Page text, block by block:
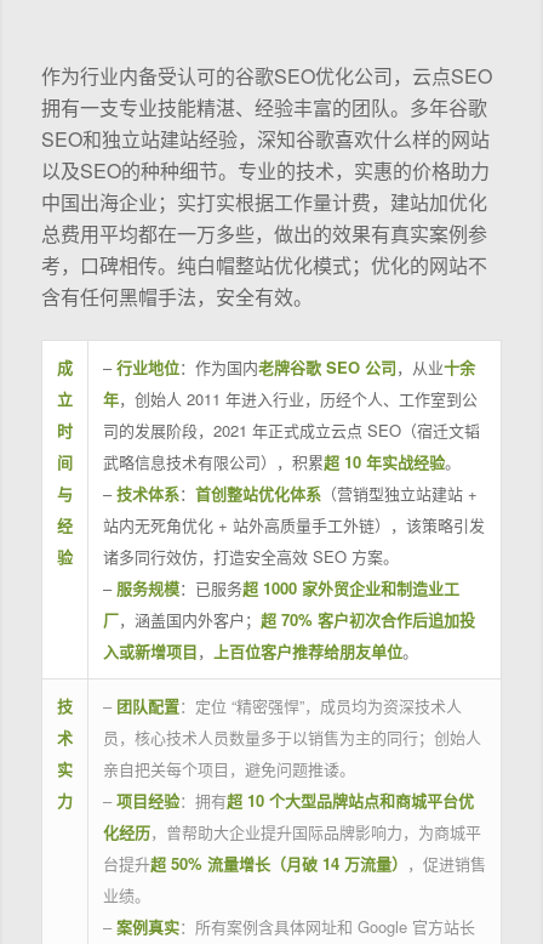
作为行业内备受认可的谷歌SEO优化公司，云点SEO
拥有一支专业技能精湛、经验丰富的团队。多年谷歌
SEO和独立站建站经验，深知谷歌喜欢什么样的网站
以及SEO的种种细节。专业的技术，实惠的价格助力
中国出海企业；实打实根据工作量计费，建站加优化
总费用平均都在一万多些，做出的效果有真实案例参
考，口碑相传。纯白帽整站优化模式；优化的网站不
含有任何黑帽手法，安全有效。
成
立
时
间
与
经
验
–行业地位：作为国内老牌谷歌 SEO 公司，从业十余
年，创始人 2011 年进入行业，历经个人、工作室到公
司的发展阶段，2021 年正式成立云点 SEO（宿迁文韬
武略信息技术有限公司），积累超 10 年实战经验。
–技术体系： 首创整站优化体系（营销型独立站建站 +
站内无死角优化 + 站外高质量手工外链），该策略引发
诸多同行效仿，打造安全高效 SEO 方案。
– 服务规模：已服务超 1000 家外贸企业和制造业工
厂，涵盖国内外客户； 超 70% 客户初次合作后追加投
入或新增项目， 上百位客户推荐给朋友单位。
技
术
实
力
– 团队配置：定位 “精密强悍”，成员均为资深技术人
员，核心技术人员数量多于以销售为主的同行；创始人
亲自把关每个项目，避免问题推诿。
– 项目经验：拥有超 10 个大型品牌站点和商城平台优
化经历，曾帮助大企业提升国际品牌影响力，为商城平
台提升超 50% 流量增长（月破 14 万流量） ，促进销售
业绩。
– 案例真实：所有案例含具体网址和 Google 官方站长